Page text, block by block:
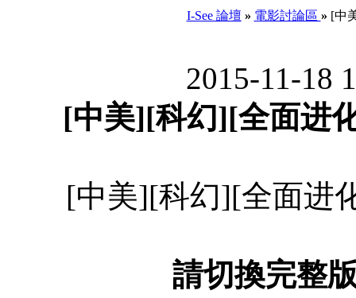
I-See 論壇 » 電影討論區 » [中
2015-11-18
[中美][科幻][全面进
[中美][科幻][全面进
請切換完整